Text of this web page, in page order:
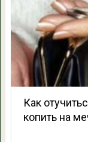
Как
копить на